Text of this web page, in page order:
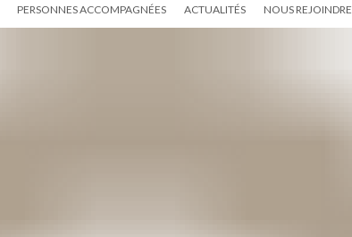
PERSONNES ACCOMPAGNÉES ACTUALITÉS NOUS REJOINDRE